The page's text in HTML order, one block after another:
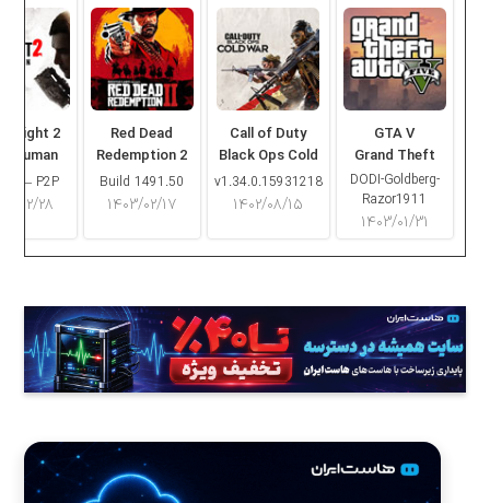
GTA V
Grand Theft
Auto V
DODI-Goldberg-
Razor1911
۱۴۰۳/۰۱/۳۱
Call of Duty
Black Ops Cold
War
v1.34.0.15931218
۱۴۰۲/۰۸/۱۵
Red Dead
Redemption 2
Build 1491.50
۱۴۰۳/۰۲/۱۷
Light 2
Human
– P2P
۱۴۰۳/